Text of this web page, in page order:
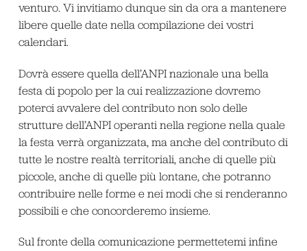
venturo. Vi invitiamo dunque sin da ora a mantenere
libere quelle date nella compilazione dei vostri
calendari.
Dovrà essere quella dell’ANPI nazionale una bella
festa di popolo per la cui realizzazione dovremo
poterci avvalere del contributo non solo delle
strutture dell’ANPI operanti nella regione nella quale
la festa verrà organizzata, ma anche del contributo di
tutte le nostre realtà territoriali, anche di quelle più
piccole, anche di quelle più lontane, che potranno
contribuire nelle forme e nei modi che si renderanno
possibili e che concorderemo insieme.
Sul fronte della comunicazione permettetemi infine